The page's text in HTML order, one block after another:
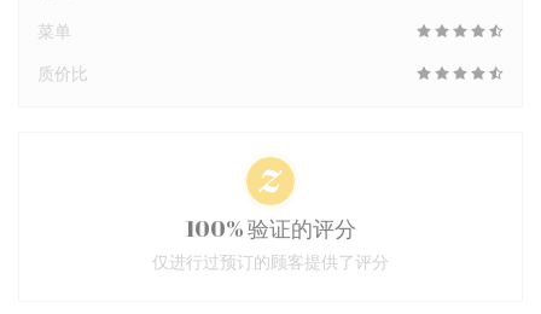
菜单
质价比
100% 验证的评分
仅进行过预订的顾客提供了评分